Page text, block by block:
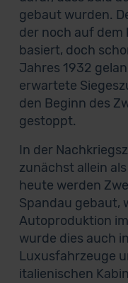
gebaut wurden.
der noch auf dem
basiert, doch
Jahres 1932
erwartete
den Beginn des
gestoppt.
In der
zunächst allein
heute werden
Spandau gebaut,
Autoproduktion
wurde dies auch
Luxusfahrzeuge
italienischen